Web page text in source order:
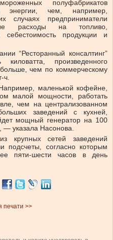
полуфабрикатов
энергии, чем, например,
случаях предприниматели
расходы на топливо,
себестоимость продукции и
“Ресторанный консалтинг”
произведенного
чем по коммерческому
ч.
маленькой кофейне,
малой мощности, работать
чем на централизованном
заведений с кухней,
мощный генератор на 100
— указала Насонова.
крупных сетей заведений
подсчеты, согласно которым
пяти-шести часов в день
печати >>